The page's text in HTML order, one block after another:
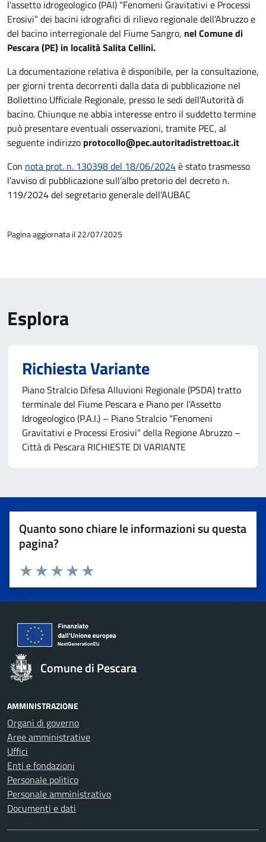
l’assetto idrogeologico (PAI) “Fenomeni Gravitativi e Processi
Erosivi” dei bacini idrografici di rilievo regionale dell’Abruzzo e
del bacino interregionale del Fiume Sangro, nel Comune di
Pescara (PE) in località Salita Cellini.
La documentazione relativa è disponibile, per la consultazione,
per giorni trenta decorrenti dalla data di pubblicazione nel
Bollettino Ufficiale Regionale, presso le sedi dell’Autorità di
bacino. Chiunque ne abbia interesse entro il suddetto termine
può presentare eventuali osservazioni, tramite PEC, al
seguente indirizzo protocollo@pec.autoritadistrettoac.it
Con nota prot. n. 130398 del 18/06/2024è stato trasmesso
l’avviso di pubblicazione sull’albo pretorio del decreto n.
119/2024 del segretario generale dell’AUBAC
Pagina aggiornata il 22/07/2025
Esplora
Richiesta Variante
Piano Stralcio Difesa Alluvioni Regionale (PSDA) tratto
terminale del Fiume Pescara e Piano per l’Assetto
Idrogeologico (P.A.I.) – Piano Stralcio “Fenomeni
Gravitativi e Processi Erosivi” della Regione Abruzzo –
Città di Pescara RICHIESTE DI VARIANTE
Quanto sono chiare le informazioni su questa
pagina?
Valuta 5 stelle su 5
Valuta 4 stelle su 5
Valuta 3 stelle su 5
Valuta 2 stelle su 5
Valuta 1 stelle su 5
Comune di Pescara
AMMINISTRAZIONE
Organi di governo
Aree amministrative
Uffici
Enti e fondazioni
Personale politico
Personale amministrativo
Documenti e dati